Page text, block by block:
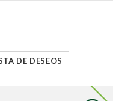
DE DESEOS